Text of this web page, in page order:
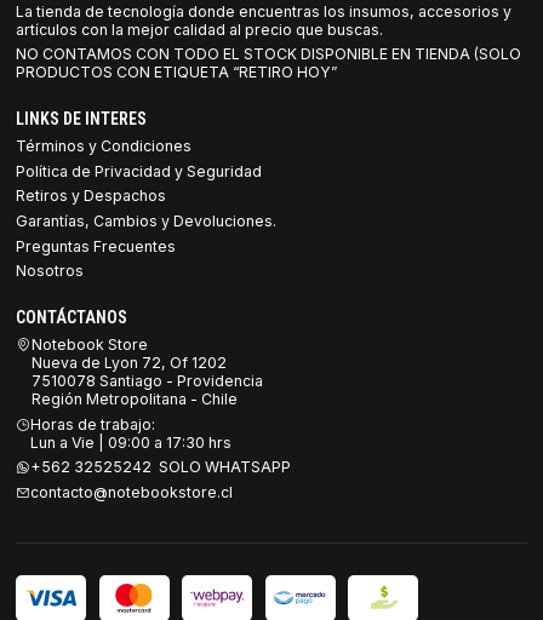
La tienda de tecnología donde encuentras los insumos, accesorios y
artículos con la mejor calidad al precio que buscas.
NO CONTAMOS CON TODO EL STOCK DISPONIBLE EN TIENDA (SOLO
PRODUCTOS CON ETIQUETA “RETIRO HOY”
LINKS DE INTERES
Términos y Condiciones
Política de Privacidad y Seguridad
Retiros y Despachos
Garantías, Cambios y Devoluciones.
Preguntas Frecuentes
Nosotros
CONTÁCTANOS
Notebook Store
Nueva de Lyon 72, Of 1202
7510078 Santiago - Providencia
Región Metropolitana - Chile
Horas de trabajo:
Lun a Vie | 09:00 a 17:30 hrs
+562 32525242 SOLO WHATSAPP
contacto@notebookstore.cl